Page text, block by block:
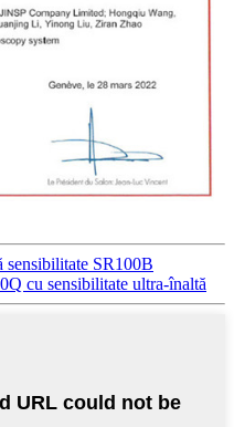
sensibilitate SR100B
cu sensibilitate ultra-înaltă